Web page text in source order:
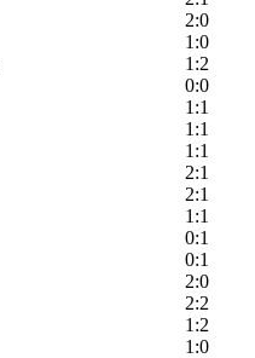
2:0
1:0
1:2
0:0
1:1
1:1
1:1
2:1
2:1
1:1
0:1
0:1
2:0
2:2
1:2
1:0